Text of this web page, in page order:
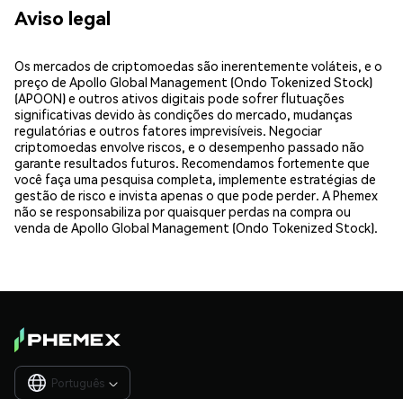
Aviso legal
Os mercados de criptomoedas são inerentemente voláteis, e o
preço de Apollo Global Management (Ondo Tokenized Stock)
(APOON) e outros ativos digitais pode sofrer flutuações
significativas devido às condições do mercado, mudanças
regulatórias e outros fatores imprevisíveis. Negociar
criptomoedas envolve riscos, e o desempenho passado não
garante resultados futuros. Recomendamos fortemente que
você faça uma pesquisa completa, implemente estratégias de
gestão de risco e invista apenas o que pode perder. A Phemex
não se responsabiliza por quaisquer perdas na compra ou
venda de Apollo Global Management (Ondo Tokenized Stock).
Português 